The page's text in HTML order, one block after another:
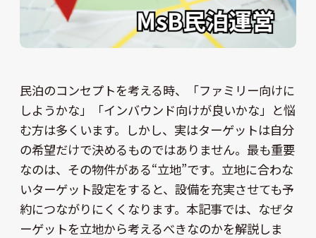
民泊のコンセプトを考える時、「ファミリー向けに
しようかな」「インバウンド向けが良いかな」と悩
む方は多くいます。しかし、実はターゲットは自分
の希望だけで決めるものではありません。最も重要
なのは、その物件がある“立地”です。立地に合わな
いターゲット設定をすると、設備を充実させても予
約につながりにくくなります。本記事では、なぜタ
ーゲットを立地から考えるべきなのかを解説しま